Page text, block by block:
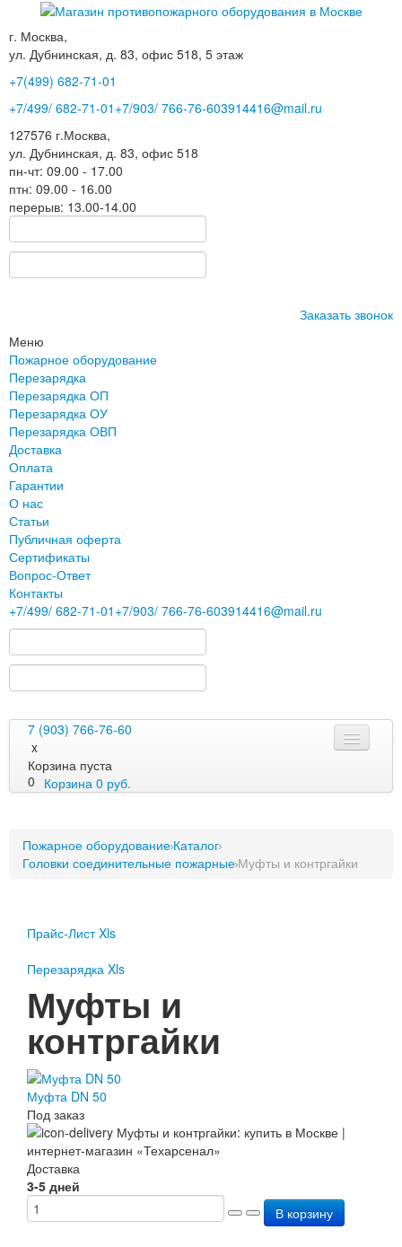
г. Москва,
ул. Дубнинская, д. 83, офис 518, 5 этаж
+7(499) 682-71-01
+7/499/ 682-71-01 +7/903/ 766-76-603914416@mail.ru
127576 г.Москва,
ул. Дубнинская, д. 83, офис 518
пн-чт: 09.00 - 17.00
птн: 09.00 - 16.00
перерыв: 13.00-14.00
Заказать звонок
Меню
Пожарное оборудование
Перезарядка
Перезарядка ОП
Перезарядка ОУ
Перезарядка ОВП
Доставка
Оплата
Гарантии
О нас
Статьи
Публичная оферта
Сертификаты
Вопрос-Ответ
Контакты
+7/499/ 682-71-01 +7/903/ 766-76-603914416@mail.ru
7 (903) 766-76-60
x
Корзина пуста
0 Корзина 0 руб.
Перезарядка
Перезарядка ОП
Доставка
Оплата
Гарантии
О нас
Статьи
Публичная оферта
Сертификаты
Вопрос-Ответ
Контакты
Пожарное оборудование
Перезарядка ОП
Пожарное оборудование Каталог
Головки соединительные пожарные Муфты и контргайки
Прайс-Лист Xls
Перезарядка Xls
Муфты и
контргайки
Муфта DN 50
Под заказ
Доставка
3-5 дней
В корзину